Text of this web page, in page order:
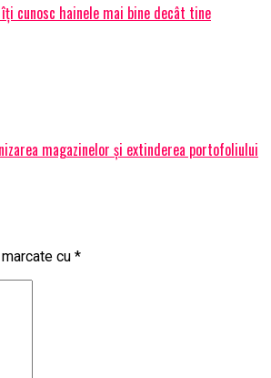
cunosc hainele mai bine decât tine
magazinelor și extinderea portofoliului
cu *